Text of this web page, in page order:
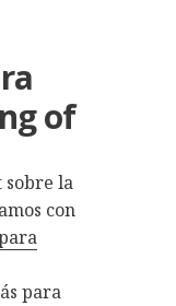
of
sobre la
con
para